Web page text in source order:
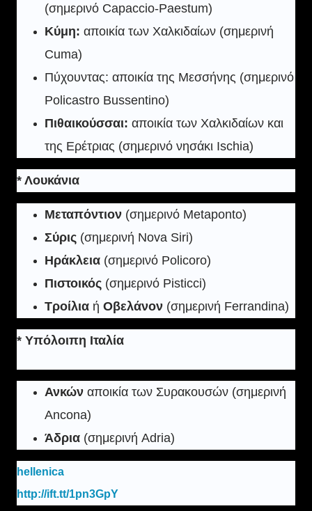
(σημερινό Capaccio-Paestum)
Kύμη: αποικία των Χαλκιδαίων (σημερινή
Cuma)
Πύχουντας: αποικία της Μεσσήνης (σημερινό
Policastro Bussentino)
Πιθαικούσσαι: αποικία των Χαλκιδαίων και
της Ερέτριας (σημερινό νησάκι Ischia)
* Λουκάνια
Μεταπόντιον (σημερινό Metaponto)
Σύρις (σημερινή Nova Siri)
Ηράκλεια (σημερινό Policoro)
Πιστοικός (σημερινό Pisticci)
Τροίλια ή Οβελάνον (σημερινή Ferrandina)
* Υπόλοιπη Ιταλία
Ανκών αποικία των Συρακουσών (σημερινή
Ancona)
Άδρια (σημερινή Adria)
hellenica
http://ift.tt/1pn3GpY